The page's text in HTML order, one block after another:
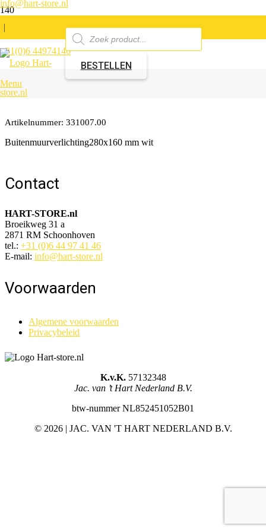
info@hart-store.nl
|
+31(0)6 44974146
Producten
zoeken
BESTELLEN
Menu
mm wit
Artikelnummer: 331007.00
Buitenmuurverlichting280x160 mm wit
Contact
HART-STORE.nl
Broeikweg 31 a
2871 RM Schoonhoven
tel.: +31 (0)6 44 97 41 46
E-mail: info@hart-store.nl
Voorwaarden
Algemene voorwaarden
Privacybeleid
K.v.K.57132348
Jac. van ’t Hart Nederland B.V.
btw-nummer NL852451052B01
© 2026 | JAC. VAN 'T HART NEDERLAND B.V.